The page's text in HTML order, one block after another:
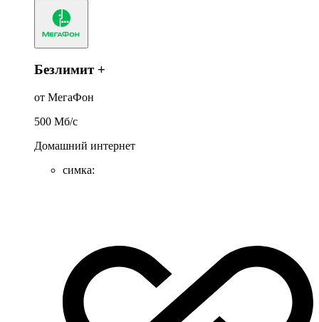
Безлимит +
от МегаФон
500 Мб/c
Домашний интернет
симка: